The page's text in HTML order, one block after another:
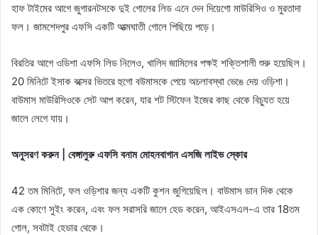
হাফ টাইমের আগে জুগারনটসকে দুই গোলের লিড এনে দেন দিয়েগো মাউরিসিও ও মুরতাদা
ফল। জামশেদপুর এফসি একটি আত্মঘাতী গোলে পিছিয়ে পড়ে।
বিরতির আগে ওডিশা এফসি লিড নিলেও, খালিদ জামিলের পক্ষই শক্তিশালী শুরু হয়েছিল।
20 মিনিটে ইসাক বক্সের ভিতরে হুগো বউমাসকে পেয়ে অচলাবস্থা ভেঙে দেয় ওড়িশা।
বাউমাস মাউরিসিওকে সেট আপ করেন, যার শট স্টিফেন ইজের কাছ থেকে বিচ্যুত হয়ে
জালে লেগে যায়।
অনুসরণ করুন | বেঙ্গালুরু এফসি বনাম মোহনবাগান এসজি লাইভ স্কোর
42 তম মিনিটে, ফল ওড়িশার জন্য একটি কুশন জুগিয়েছিল। বাউমাস ডান দিক থেকে
এক কোণে সুইং করেন, এবং ফল সরাসরি জালে হেড করেন, আইএসএল-এ তার 18তম
গোল, সবটাই হেডার থেকে।